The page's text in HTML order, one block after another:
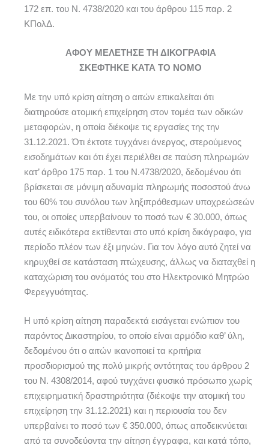
172 επ. του Ν. 4738/2020 και του άρθρου 115 παρ. 2
ΚΠολΔ.
ΑΦΟΥ ΜΕΛΕΤΗΣΕ ΤΗ ΔΙΚΟΓΡΑΦΙΑ
ΣΚΕΦΤΗΚΕ ΚΑΤΑ ΤΟ ΝΟΜΟ
Με την υπό κρίση αίτηση ο αιτών επικαλείται ότι
διατηρούσε ατομική επιχείρηση στον τομέα των οδικών
μεταφορών, η οποία διέκοψε τις εργασίες της την
31.12.2021. Ότι έκτοτε τυγχάνει άνεργος, στερούμενος
εισοδημάτων και ότι έχει περιέλθει σε παύση πληρωμών
κατ’ άρθρο 175 παρ. 1 του Ν.4738/2020, δεδομένου ότι
βρίσκεται σε μόνιμη αδυναμία πληρωμής ποσοστού άνω
του 60% του συνόλου των ληξιπρόθεσμων υποχρεώσεών
του, οι οποίες υπερβαίνουν το ποσό των € 30.000, όπως
αυτές ειδικότερα εκτίθενται στο υπό κρίση δικόγραφο, για
περίοδο πλέον των έξι μηνών. Για τον λόγο αυτό ζητεί να
κηρυχθεί σε κατάσταση πτώχευσης, άλλως να διαταχθεί η
καταχώριση του ονόματός του στο Ηλεκτρονικό Μητρώο
Φερεγγυότητας.
Η υπό κρίση αίτηση παραδεκτά εισάγεται ενώπιον του
παρόντος Δικαστηρίου, το οποίο είναι αρμόδιο καθ’ ύλη,
δεδομένου ότι ο αιτών ικανοποιεί τα κριτήρια
προσδιορισμού της πολύ μικρής οντότητας του άρθρου 2
του Ν. 4308/2014, αφού τυγχάνει φυσικό πρόσωπο χωρίς
επιχειρηματική δραστηριότητα (διέκοψε την ατομική του
επιχείρηση την 31.12.2021) και η περιουσία του δεν
υπερβαίνει το ποσό των € 350.000, όπως αποδεικνύεται
από τα συνοδεύοντα την αίτηση έγγραφα, και κατά τόπο,